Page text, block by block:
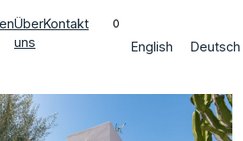
Über
uns
Kontakt 0
English Deutsch